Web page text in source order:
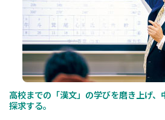
高校までの「漢文」の学びを磨き上げ、
探求する。